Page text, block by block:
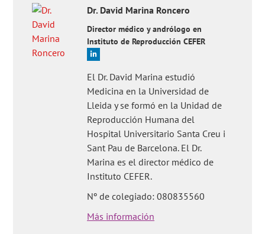
Dr. David Marina Roncero
Director médico y andrólogo en
Instituto de Reproducción CEFER
El Dr. David Marina estudió
Medicina en la Universidad de
Lleida y se formó en la Unidad de
Reproducción Humana del
Hospital Universitario Santa Creu i
Sant Pau de Barcelona. El Dr.
Marina es el director médico de
Instituto CEFER.
Nº de colegiado: 080835560
Más información